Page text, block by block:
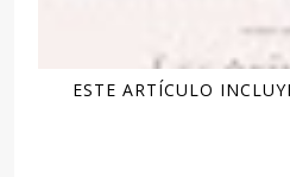
ESTE ARTÍCULO